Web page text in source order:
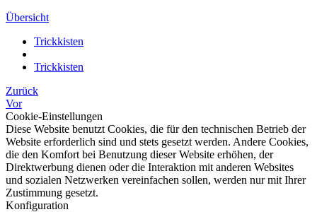
Übersicht
Trickkisten
Trickkisten
Zurück
Vor
Cookie-Einstellungen
Diese Website benutzt Cookies, die für den technischen Betrieb der
Website erforderlich sind und stets gesetzt werden. Andere Cookies,
die den Komfort bei Benutzung dieser Website erhöhen, der
Direktwerbung dienen oder die Interaktion mit anderen Websites
und sozialen Netzwerken vereinfachen sollen, werden nur mit Ihrer
Zustimmung gesetzt.
Konfiguration